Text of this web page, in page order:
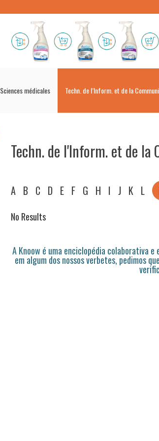
Sciences médicales Techn. de l’Inform. et de la
Techn. de l'Inform. et de la
A B C D E F G H I J K L
No Results
A Knoow é uma enciclopédia colaborativa
em algum dos nossos verbetes, pedimos